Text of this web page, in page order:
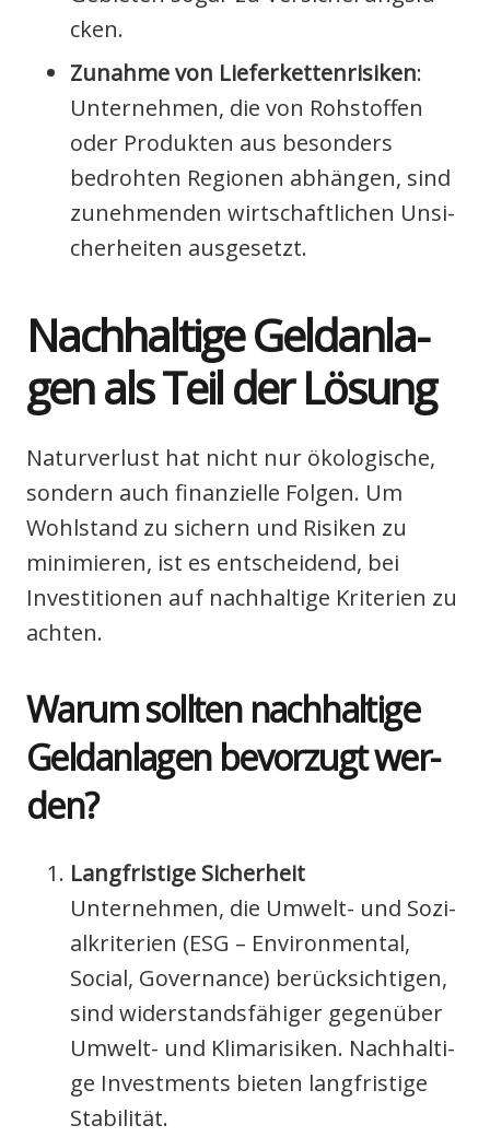
cken.
Zunah­me von Lie­fer­ket­ten­ri­si­ken:
Unter­neh­men, die von Roh­stof­fen
oder Pro­duk­ten aus beson­ders
bedroh­ten Regio­nen abhän­gen, sind
zuneh­men­den wirt­schaft­li­chen Unsi­
cher­hei­ten aus­ge­setzt.
Nach­hal­ti­ge Geld­an­la­
gen als Teil der Lösung
Natur­ver­lust hat nicht nur öko­lo­gi­sche,
son­dern auch finan­zi­el­le Fol­gen. Um
Wohl­stand zu sichern und Risi­ken zu
mini­mie­ren, ist es ent­schei­dend, bei
Inves­ti­tio­nen auf nach­hal­ti­ge Kri­te­ri­en zu
ach­ten.
War­um soll­ten nach­hal­ti­ge
Geld­an­la­gen bevor­zugt wer­
den?
Lang­fris­ti­ge Sicher­heit
Unter­neh­men, die Umwelt- und Sozi­
al­kri­te­ri­en (ESG – Envi­ron­men­tal,
Social, Gover­nan­ce) berück­sich­ti­gen,
sind wider­stands­fä­hi­ger gegen­über
Umwelt- und Kli­ma­ri­si­ken. Nach­hal­ti­
ge Invest­ments bie­ten lang­fris­ti­ge
Sta­bi­li­tät.